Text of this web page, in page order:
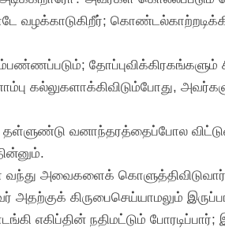
வழக்காடுகிறீர்;
தோப்புவிக்கிரகங்களும்
கல்லுகளாக்கிவிடும்போது,
வனாந்தரத்தைப்போல
வந்து அவைகளைக்
கிருபைசெய்யாமலும்
எகிப்தின் நதிமட்டும்